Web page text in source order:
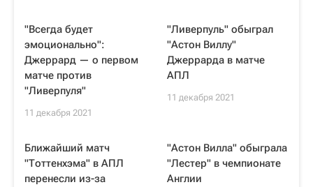
"Всегда будет
эмоционально":
Джеррард — о первом
матче против
"Ливерпуля"
11 декабря 2021
"Ливерпуль" обыграл
"Астон Виллу"
Джеррарда в матче
АПЛ
11 декабря 2021
Ближайший матч
"Тоттенхэма" в АПЛ
перенесли из-за
"Астон Вилла" обыграла
"Лестер" в чемпионате
Англии